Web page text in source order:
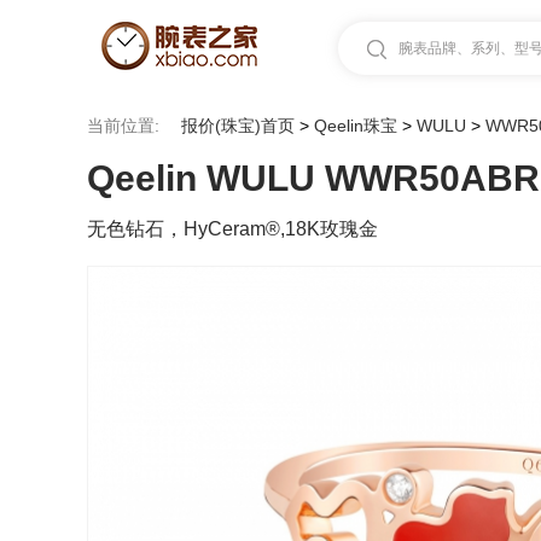
腕表品牌、系列、型
当前位置: 报价(珠宝)首页 > Qeelin珠宝 > WULU >
Qeelin WULU
无色钻石，HyCeram®,18K玫瑰金